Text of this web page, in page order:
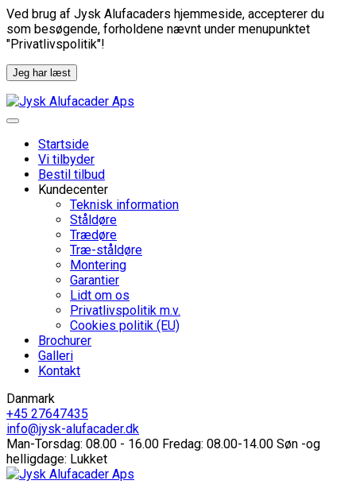
Ved brug af Jysk Alufacaders hjemmeside, accepterer du
som besøgende, forholdene nævnt under menupunktet
"Privatlivspolitik"!
Jeg har læst
Startside
Vi tilbyder
Bestil tilbud
Kundecenter
Teknisk information
Ståldøre
Trædøre
Træ-ståldøre
Montering
Garantier
Lidt om os
Privatlivspolitik m.v.
Cookies politik (EU)
Brochurer
Galleri
Kontakt
Danmark
+45 27647435
info@jysk-alufacader.dk
Man-Torsdag: 08.00 - 16.00 Fredag: 08.00-14.00 Søn -og
helligdage: Lukket